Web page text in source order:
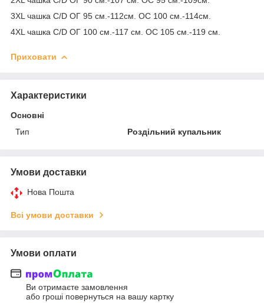
3XL чашка С/D ОГ 95 см.-112см. ОС 100 см.-114см.
4XL чашка С/D ОГ 100 см.-117 см. ОС 105 см.-119 см.
Приховати
Характеристики
Основні
Тип
Роздільний купальник
Умови доставки
Нова Пошта
Всі умови доставки
Умови оплати
Ви отримаєте замовлення
або гроші повернуться на вашу картку